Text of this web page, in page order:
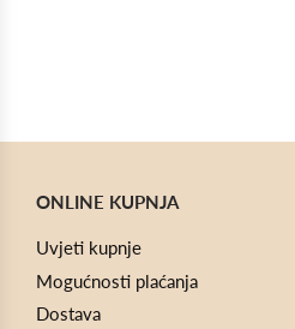
ONLINE KUPNJA
Uvjeti kupnje
Mogućnosti plaćanja
Dostava